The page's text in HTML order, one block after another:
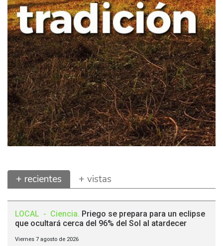
+ recientes + vistas
LOCAL - Ciencia. Priego se prepara para un eclipse
que ocultará cerca del 96% del Sol al atardecer
Viernes 7 agosto de 2026